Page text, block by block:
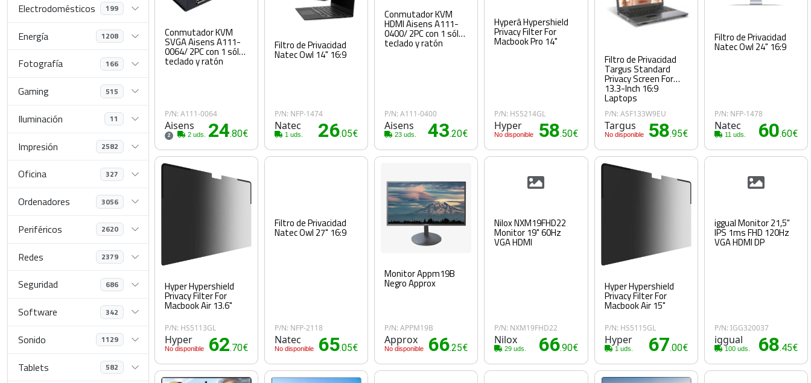
Electrodomésticos 199
Energía 1208
Fotografía 166
Gaming 515
Iluminación 11
Impresión 2582
Oficina 327
Ordenadores 3056
Periféricos 2620
Redes 2379
Seguridad 686
Software 342
Sonido 1129
Tablets 582
Conmutador KVM
SVGA Aisens A111-
0064/ 2PC con 1 sólo
teclado y ratón
P/N: A111-0064
Aisens
2 2 uds. 24.80€
Filtro de Privacidad
Natec Owl 14" 16:9
P/N: NFP-1474
Natec
1 uds. 26.05€
Conmutador KVM
HDMI Aisens A111-
0400/ 2PC con 1 sólo
teclado y ratón
P/N: A111-0400
Aisens
23 uds. 43.20€
Hyperâ Hypershield
Privacy Filter For
Macbook Pro 14"
P/N: HS5214GL
Hyper
No disponible 58.50€
Filtro de Privacidad
Targus Standard
Privacy Screen For
13.3-Inch 16:9
Laptops
P/N: ASF133W9EU
Targus
No disponible 58.95€
Filtro de Privacidad
Natec Owl 24" 16:9
P/N: NFP-1478
Natec
11 uds. 60.60€
Hyper Hypershield
Privacy Filter For
Macbook Air 13.6"
P/N: HS5113GL
Hyper
No disponible 62.70€
Filtro de Privacidad
Natec Owl 27" 16:9
P/N: NFP-2118
Natec
No disponible 65.05€
Monitor Appm19B
Negro Approx
P/N: APPM19B
Approx
No disponible 66.25€
Nilox NXM19FHD22
Monitor 19" 60Hz
VGA HDMI
P/N: NXM19FHD22
Nilox
29 uds. 66.90€
Hyper Hypershield
Privacy Filter For
Macbook Air 15"
P/N: HS5115GL
Hyper
1 uds. 67.00€
iggual Monitor 21,5"
IPS 1ms FHD 120Hz
VGA HDMI DP
P/N: IGG320037
iggual
100 uds. 68.45€